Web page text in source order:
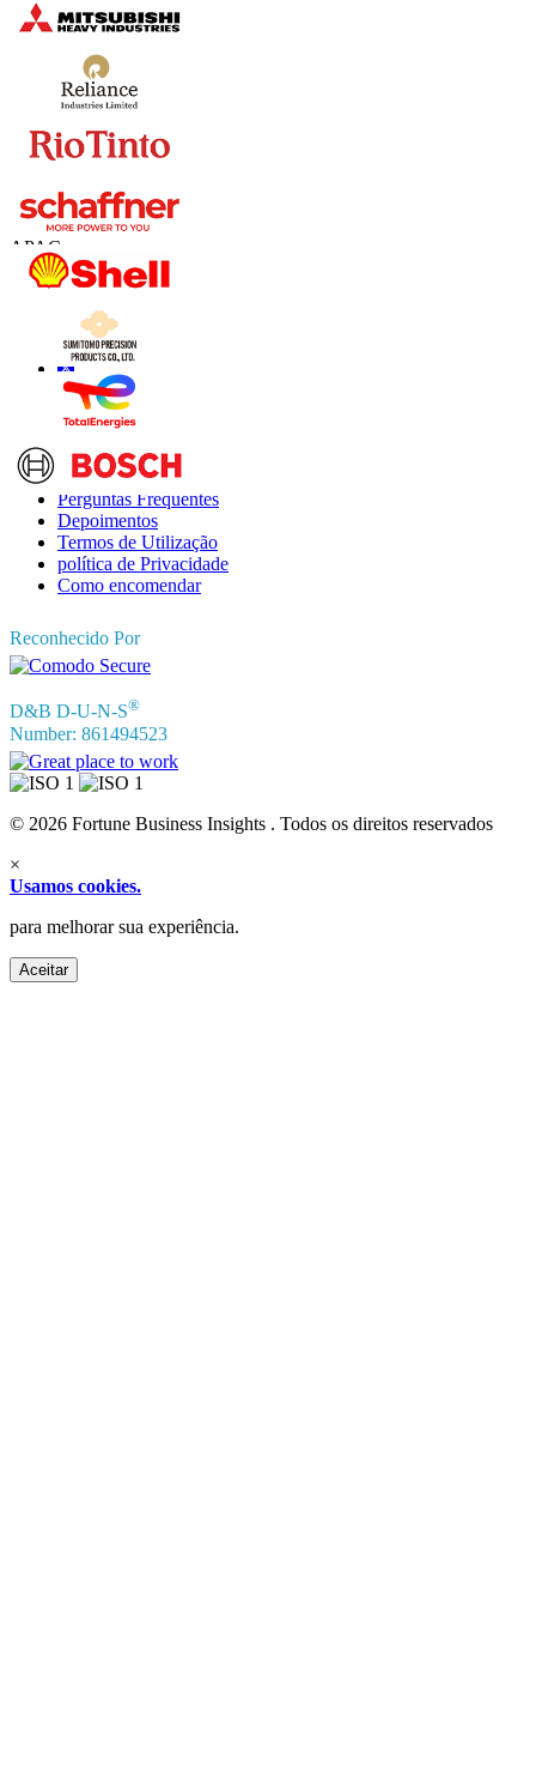
Contate-nos
US+1 833 909 2966 ( chamada gratuita )
UK
+44 808 502 0280 (chamada gratuita )
APAC
sales@fortunebusinessinsights.com
Conecte-se conosco
Informações
Perguntas Frequentes
Depoimentos
Termos de Utilização
política de Privacidade
Como encomendar
Reconhecido Por
D&B D-U-N-S®
Number: 861494523
© 2026 Fortune Business Insights . Todos os direitos reservados
×
Usamos cookies.
para melhorar sua experiência.
Aceitar